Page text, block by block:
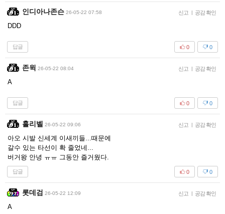
인디아나존슨 26-05-22 07:58 신고 | 공감 확인
DDD
답글 0
0
존윅 26-05-22 08:04 신고 | 공감 확인
A
답글 0
0
홀리벨 26-05-22 09:06 신고 | 공감 확인
아오 시발 신세계 이새끼들...때문에
갈수 있는 타선이 확 줄었네...
버거왕 안녕 ㅠㅠ 그동안 즐거웠다.
답글 0
0
롯데검 26-05-22 12:09 신고 | 공감 확인
A